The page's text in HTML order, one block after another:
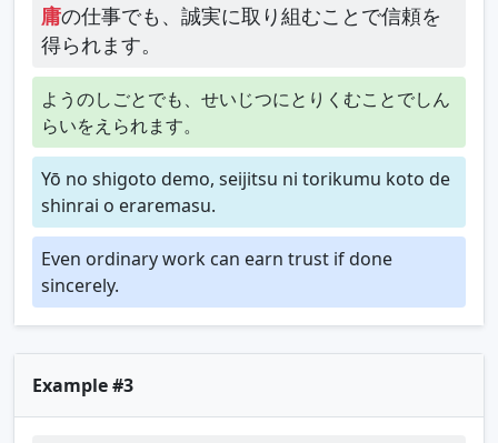
庸の仕事でも、誠実に取り組むことで信頼を
得られます。
ようのしごとでも、せいじつにとりくむことでしん
らいをえられます。
Yō no shigoto demo, seijitsu ni torikumu koto de
shinrai o eraremasu.
Even ordinary work can earn trust if done
sincerely.
Example #3